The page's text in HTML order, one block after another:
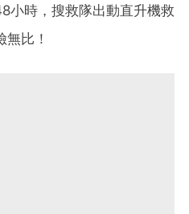
小時，搜救隊出動直升機救
無比！